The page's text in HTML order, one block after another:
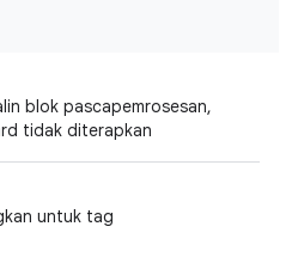
blok pascapemrosesan,
tidak diterapkan
untuk tag